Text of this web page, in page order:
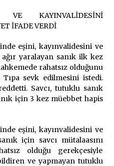
Devam Ediyor
Günü Kurtaran Değil, Yarını
Çalışacağız”
Meclisi Ekim Ayı
VE KAYINVALİDESİNİ
İFADE VERDİ
eşini, kayınvalidesini ve
yaralayan sanık ilk kez
rahatsız olduğunu
sevk edilmesini istedi.
Savcı, tutuklu sanık
için 3 kez müebbet hapis
eşini, kayınvalidesini ve
için savcı mütalaasını
olduğu gerekçesiyle
ve yapmayan tutuklu